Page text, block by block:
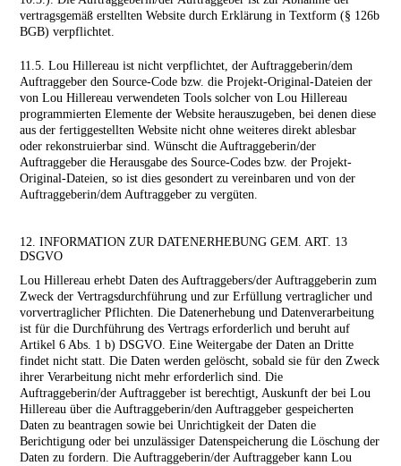
vertragsgemäß erstellten Website durch Erklärung in Textform (§ 126b
BGB) verpflichtet.
11.5. Lou Hillereau ist nicht verpflichtet, der Auftraggeberin/dem
Auftraggeber den Source-Code bzw. die Projekt-­Original-Dateien der
von Lou Hillereau verwendeten Tools solcher von Lou Hillereau
programmierten Elemente der Website herauszugeben, bei denen diese
aus der fertig­gestellten Website nicht ohne weiteres direkt ablesbar
oder rekonstruierbar sind. Wünscht die Auftraggeberin/der
Auftraggeber die Herausgabe des Source-Codes bzw. der Projekt-
Original-Dateien, so ist dies gesondert zu vereinbaren und von der
Auftraggeberin/dem Auftraggeber zu vergüten.
12. INFORMATION ZUR DATENERHEBUNG GEM. ART. 13
DSGVO
Lou Hillereau erhebt Daten des Auftraggebers/der Auftraggeberin zum
Zweck der Vertragsdurchführung und zur Erfüllung vertraglicher und
vorvertraglicher Pflichten. Die Datenerhebung und Datenverarbeitung
ist für die Durchführung des Vertrags erforderlich und beruht auf
Artikel 6 Abs. 1 b) DSGVO. Eine Weitergabe der Daten an Dritte
findet nicht statt. Die Daten werden gelöscht, sobald sie für den Zweck
ihrer Verarbeitung nicht mehr erforderlich sind. Die
Auftraggeberin/der Auftraggeber ist berechtigt, Auskunft der bei Lou
Hillereau über die Auftraggeberin/den Auftraggeber gespeicherten
Daten zu beantragen sowie bei Unrichtigkeit der Daten die
Berichtigung oder bei unzulässiger Datenspeicherung die Löschung der
Daten zu fordern. Die Auftraggeberin/der Auftraggeber kann Lou